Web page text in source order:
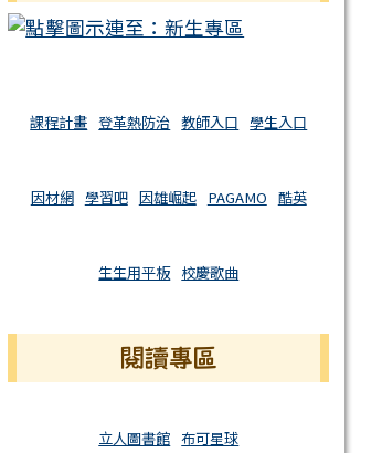
課程計畫 登革熱防治 教師入口 學生入口
因材網 學習吧 因雄崛起 PAGAMO 酷英
生生用平板 校慶歌曲
閱讀專區
立人圖書館 布可星球